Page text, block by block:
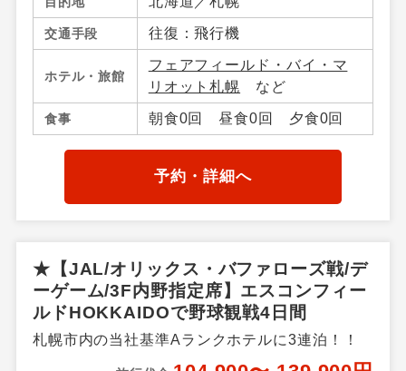
交通手段 往復：飛行機
ホテル・旅館
フェアフィールド・バイ・マ
リオット札幌 など
食事 朝食0回 昼食0回 夕食0回
予約・詳細へ
★【JAL/オリックス・バファローズ戦/デ
ーゲーム/3F内野指定席】エスコンフィー
ルドHOKKAIDOで野球観戦4日間
札幌市内の当社基準Aランクホテルに3連泊！！